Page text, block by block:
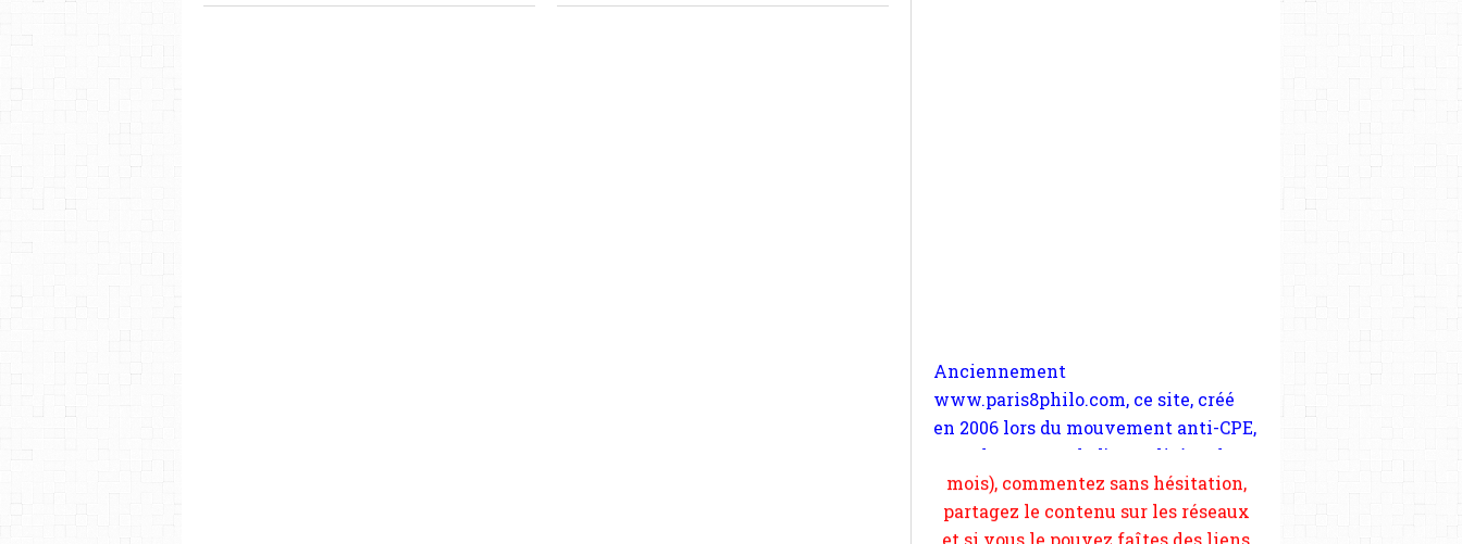
l'expérimentation à Paris 8. Il
s'occupe plus largement de rendre
compte d'une transformation dans
les paradigmes philosophiques
suivant la pensée du Dehors ou du
Surpli, omme la nomme les
métaphysiciens classique. Nous
mois), commentez sans hésitation,
partagez le contenu sur les réseaux
et si vous le pouvez faîtes des liens